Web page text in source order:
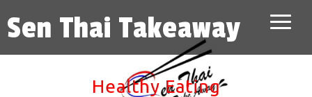
Sen Thai Takeaway
Healthy Eating